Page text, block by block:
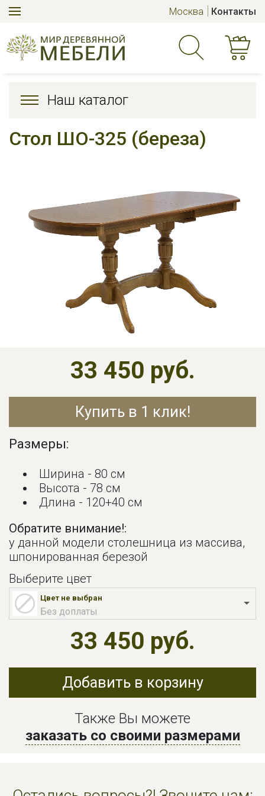
Москва Контакты
Наш каталог
Стол ШО-325 (береза)
Купить в 1 клик!
33 450 руб.
Размеры:
Ширина - 80 см
Высота - 78 см
Длина - 120+40 см
Обратите внимание!:
у данной модели столешница из массива,
шпонированная березой
Выберите цвет
Цвет не выбран
Без доплаты
33 450 руб.
Добавить в корзину
Также Вы можете
заказать со своими размерами